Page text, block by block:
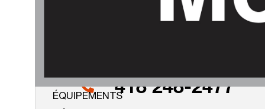
ÉQUIPEMENTS418 248-2477